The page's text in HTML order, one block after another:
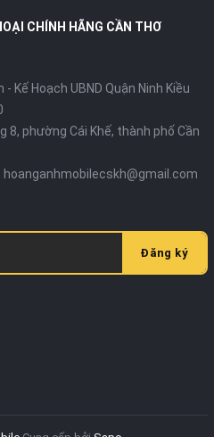
CHÍNH HÃNG CẦN THƠ
Kế Hoạch UBND Quận Ninh Kiều
8, phường Cái Khế, thành phố Cần
hoanganhmobilecskh@gmail.com
Đăng ký